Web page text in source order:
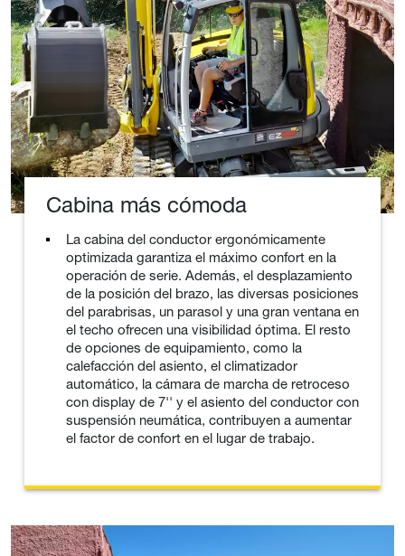
Cabina más cómoda
La cabina del conductor ergonómicamente
optimizada garantiza el máximo confort en la
operación de serie. Además, el desplazamiento
de la posición del brazo, las diversas posiciones
del parabrisas, un parasol y una gran ventana en
el techo ofrecen una visibilidad óptima. El resto
de opciones de equipamiento, como la
calefacción del asiento, el climatizador
automático, la cámara de marcha de retroceso
con display de 7'' y el asiento del conductor con
suspensión neumática, contribuyen a aumentar
el factor de confort en el lugar de trabajo.